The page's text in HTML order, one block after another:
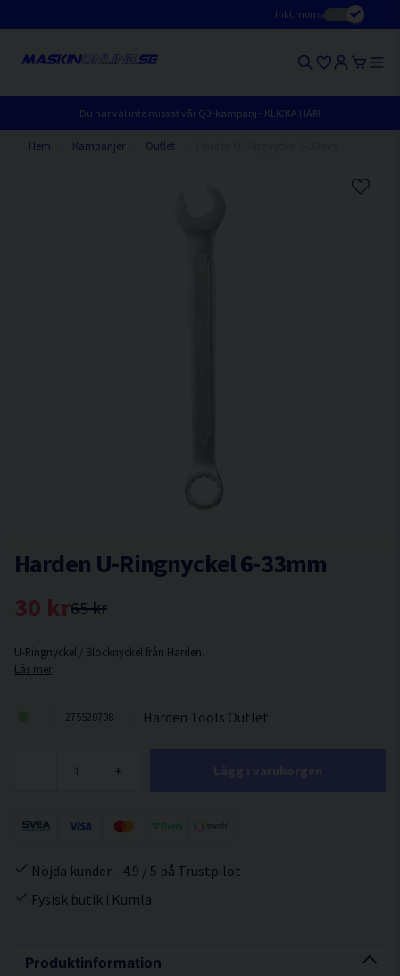
Inkl.moms
Du har väl inte missat vår Q3-kampanj - KLICKA HÄR!
Hem Kampanjer Outlet
Produktinformation
Harden U-Ringnyckel 6-33mm
65 kr
30 kr
U-Ringnyckel / Blocknyckel från Harden.
Läs mer
275520708 Harden Tools Outlet
- +
Nöjda kunder - 4.9 / 5 på Trustpilot
Fysisk butik i Kumla